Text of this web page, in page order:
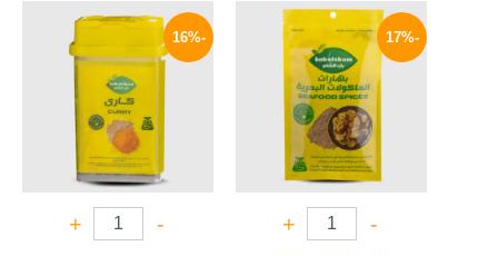
-17%
-
+
السعر
الأصلي
هو:
30 EGP.
السعر
الحالي
هو:
25 EGP.
-16%
-
+
هو:
70 EGP.
الحالي
59 EGP.